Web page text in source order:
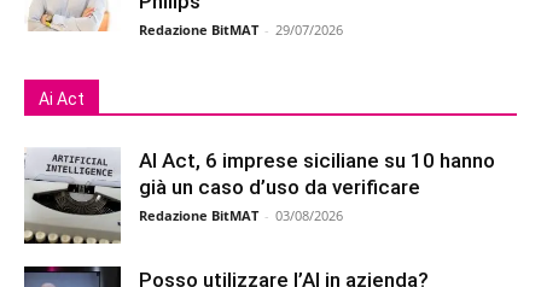
Redazione BitMAT - 29/07/2026
Ai Act
AI Act, 6 imprese siciliane su 10 hanno
già un caso d’uso da verificare
Redazione BitMAT - 03/08/2026
Posso utilizzare l’AI in azienda?